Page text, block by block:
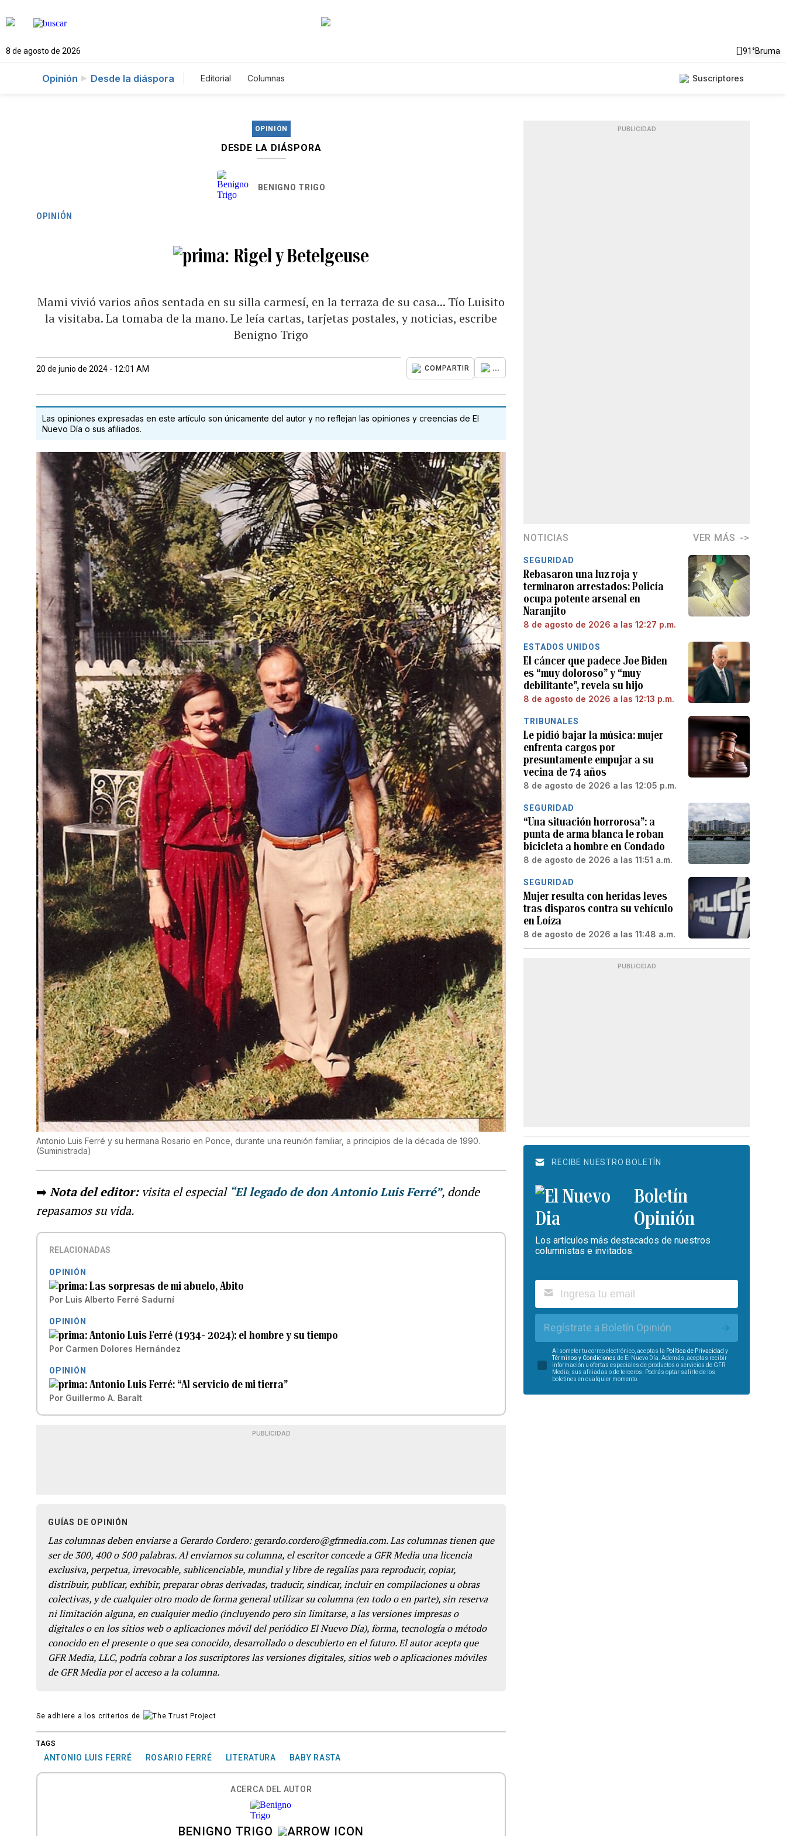
8 de agosto de 2026 91°Bruma
Opinión Desde la diáspora Editorial Columnas Suscriptores
OPINIÓN
DESDE LA DIÁSPORA
BENIGNO TRIGO
OPINIÓN
Rigel y Betelgeuse
Mami vivió varios años sentada en su silla carmesí, en la terraza de su casa... Tío Luisito
la visitaba. La tomaba de la mano. Le leía cartas, tarjetas postales, y noticias, escribe
Benigno Trigo
20 de junio de 2024 - 12:01 AM COMPARTIR ...
Las opiniones expresadas en este artículo son únicamente del autor y no reflejan las opiniones y creencias de El
Nuevo Día o sus afiliados.
Antonio Luis Ferré y su hermana Rosario en Ponce, durante una reunión familiar, a principios de la década de 1990.
(Suministrada)
➡️ Nota del editor:visita el especial “El legado de don Antonio Luis Ferré”, donde
repasamos su vida.
RELACIONADAS
OPINIÓN
Las sorpresas de mi abuelo, Abito
Por Luis Alberto Ferré Sadurní
OPINIÓN
Antonio Luis Ferré (1934- 2024): el hombre y su tiempo
Por Carmen Dolores Hernández
OPINIÓN
Antonio Luis Ferré: “Al servicio de mi tierra”
Por Guillermo A. Baralt
PUBLICIDAD
GUÍAS DE OPINIÓN
Las columnas deben enviarse a Gerardo Cordero: gerardo.cordero@gfrmedia.com. Las columnas tienen que
ser de 300, 400 o 500 palabras. Al enviarnos su columna, el escritor concede a GFR Media una licencia
exclusiva, perpetua, irrevocable, sublicenciable, mundial y libre de regalías para reproducir, copiar,
distribuir, publicar, exhibir, preparar obras derivadas, traducir, sindicar, incluir en compilaciones u obras
colectivas, y de cualquier otro modo de forma general utilizar su columna (en todo o en parte), sin reserva
ni limitación alguna, en cualquier medio (incluyendo pero sin limitarse, a las versiones impresas o
digitales o en los sitios web o aplicaciones móvil del periódico El Nuevo Día), forma, tecnología o método
conocido en el presente o que sea conocido, desarrollado o descubierto en el futuro. El autor acepta que
GFR Media, LLC, podría cobrar a los suscriptores las versiones digitales, sitios web o aplicaciones móviles
de GFR Media por el acceso a la columna.
Se adhiere a los criterios de
TAGS
ANTONIO LUIS FERRÉ ROSARIO FERRÉ LITERATURA BABY RASTA
ACERCA DEL AUTOR
BENIGNO TRIGO
PUBLICIDAD
NOTICIAS VER MÁS
SEGURIDAD
Rebasaron una luz roja y
terminaron arrestados: Policía
ocupa potente arsenal en
Naranjito
8 de agosto de 2026 a las 12:27 p.m.
ESTADOS UNIDOS
El cáncer que padece Joe Biden
es “muy doloroso” y “muy
debilitante”, revela su hijo
8 de agosto de 2026 a las 12:13 p.m.
TRIBUNALES
Le pidió bajar la música: mujer
enfrenta cargos por
presuntamente empujar a su
vecina de 74 años
8 de agosto de 2026 a las 12:05 p.m.
SEGURIDAD
“Una situación horrorosa”: a
punta de arma blanca le roban
bicicleta a hombre en Condado
8 de agosto de 2026 a las 11:51 a.m.
SEGURIDAD
Mujer resulta con heridas leves
tras disparos contra su vehículo
en Loíza
8 de agosto de 2026 a las 11:48 a.m.
PUBLICIDAD
RECIBE NUESTRO BOLETÍN
Boletín
Opinión
Los artículos más destacados de nuestros
columnistas e invitados.
Regístrate a Boletín Opinión
Al someter tu correo electrónico, aceptas la Política de Privacidad y
Términos y Condiciones de El Nuevo Día. Además, aceptas recibir
información u ofertas especiales de productos o servicios de GFR
Media, sus afiliadas o de terceros. Podrás optar salirte de los
boletines en cualquier momento.